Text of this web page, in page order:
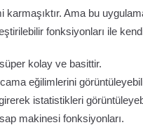
karmaşıktır. Ama bu
fonksiyonları ile
kolay ve basittir.
eğilimlerini
istatistikleri
makinesi fonksiyonları.